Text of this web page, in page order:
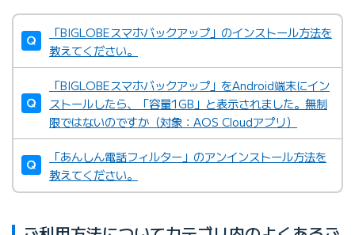
「BIGLOBEスマホバックアップ」のインストール方法を
教えてください。
「BIGLOBEスマホバックアップ」をAndroid端末にイン
ストールしたら、「容量1GB」と表示されました。無制
限ではないのですか（対象：AOS Cloudアプリ）
「あんしん電話フィルター」のアンインストール方法を
教えてください。